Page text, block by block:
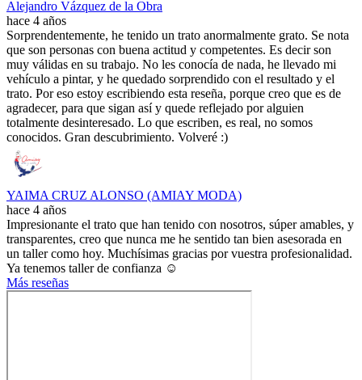
Alejandro Vázquez de la Obra
hace 4 años
Sorprendentemente, he tenido un trato anormalmente grato. Se nota
que son personas con buena actitud y competentes. Es decir son
muy válidas en su trabajo. No les conocía de nada, he llevado mi
vehículo a pintar, y he quedado sorprendido con el resultado y el
trato. Por eso estoy escribiendo esta reseña, porque creo que es de
agradecer, para que sigan así y quede reflejado por alguien
totalmente desinteresado. Lo que escriben, es real, no somos
conocidos. Gran descubrimiento. Volveré :)
YAIMA CRUZ ALONSO (AMIAY MODA)
hace 4 años
Impresionante el trato que han tenido con nosotros, súper amables, y
transparentes, creo que nunca me he sentido tan bien asesorada en
un taller como hoy. Muchísimas gracias por vuestra profesionalidad.
Ya tenemos taller de confianza ☺️
Más reseñas